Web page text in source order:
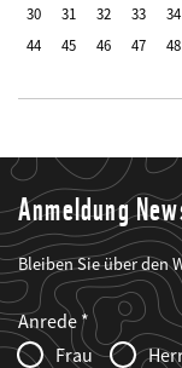
30
31 32 33 34
44
45 46 47 48
Anmeldung
Bleiben Sie über den
Web2Case
Infofelder
Fieldset
anrede_name
Anrede
Frau